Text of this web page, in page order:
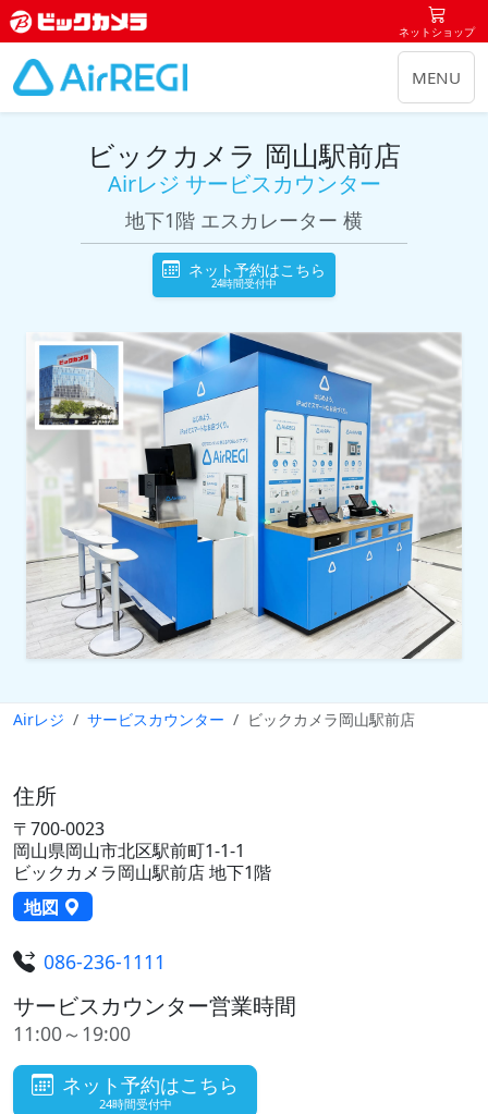
ネットショップ
MENU
ビックカメラ 岡山駅前店
Airレジ サービスカウンター
地下1階 エスカレーター 横
ネット予約はこちら
24時間受付中
Airレジ サービスカウンター ビックカメラ岡山駅前店
住所
〒700-0023
岡山県岡山市北区駅前町1-1-1
ビックカメラ岡山駅前店 地下1階
地図
086-236-1111
サービスカウンター営業時間
11:00～19:00
ネット予約はこちら
24時間受付中